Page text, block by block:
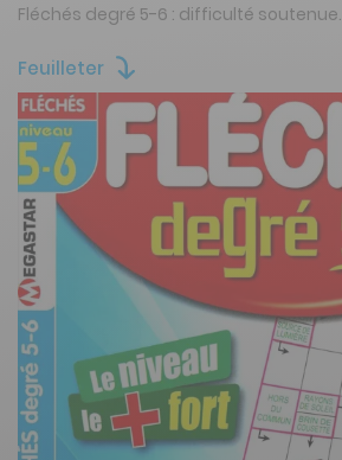
Feuilleter
Fléchés degré 5-6 : difficulté soutenue.